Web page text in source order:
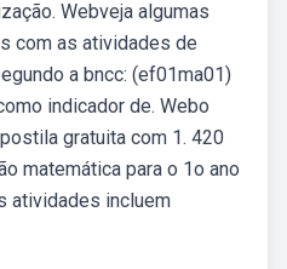
Webveja algumas
com as atividades de
a bncc: (ef01ma01)
indicador de. Webo
gratuita com 1. 420
matemática para o 1o ano
atividades incluem